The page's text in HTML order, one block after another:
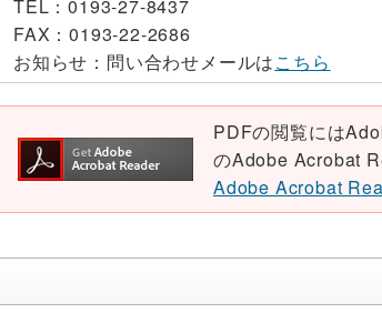
TEL：0193-27-8437
FAX：0193-22-2686
お知らせ： 問い合わせメールはこちら
PDFの閲覧には
のAdobe Acrobat
Adobe Acrobat